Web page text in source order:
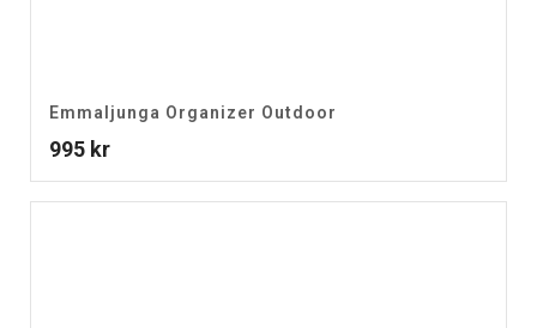
Emmaljunga Organizer Outdoor
995 kr